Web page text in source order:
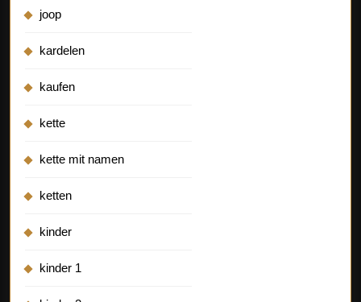
joop
kardelen
kaufen
kette
kette mit namen
ketten
kinder
kinder 1